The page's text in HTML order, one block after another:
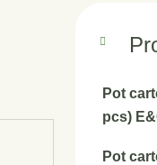
Pot
pcs)
Pot